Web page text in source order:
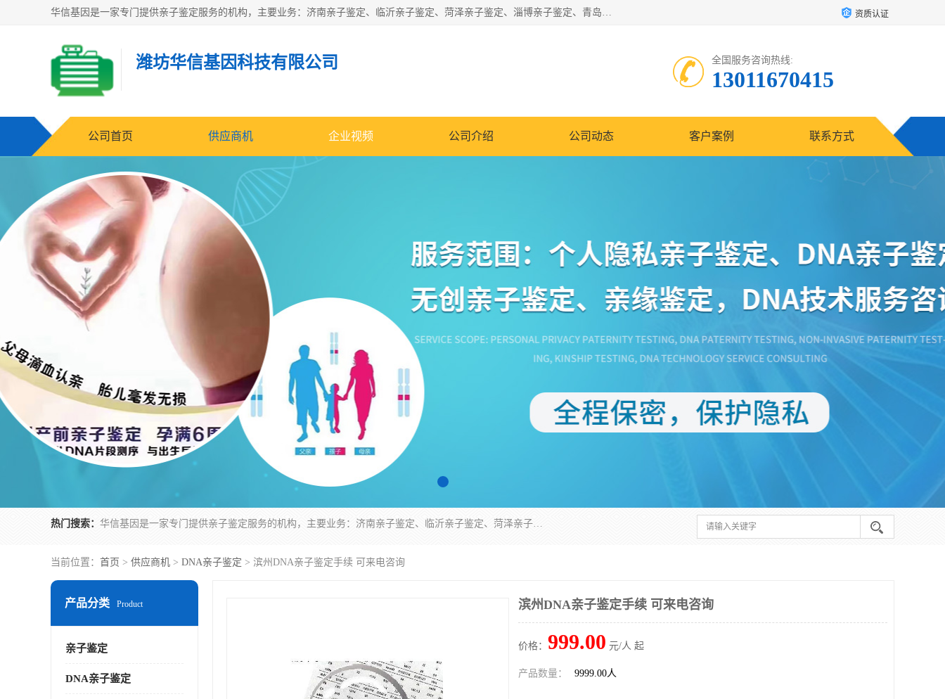
华信基因是一家专门提供亲子鉴定服务的机构，主要业务：济南亲子鉴定、临沂亲子鉴定、菏泽亲子鉴定、淄博亲子鉴定、青岛亲子鉴定、日照亲子鉴定、临朐亲子鉴定、寿光亲子鉴定等，联合广州、上海、北京、深圳、杭州、武汉、成都、合肥、贵阳、沈阳等地区有法医物证鉴定机构及基因检测公司，为国内外客户提供便捷的DNA鉴定服务。 资质认证
潍坊华信基因科技有限公司 全国服务咨询热线:
13011670415
公司首页 供应商机 企业视频 公司介绍 公司动态 客户案例 联系方式
热门搜索： 华信基因是一家专门提供亲子鉴定服务的机构，主要业务：济南亲子鉴定、临沂亲子鉴定、菏泽亲子鉴定、淄博亲子鉴定、青岛亲子鉴定、日照亲子鉴定、临朐亲子鉴定、寿光亲子鉴定等，联合广州、上海、北京、深圳、杭州、武汉、成都、合肥、贵阳、沈阳等地区有法医物证鉴定机构及基因检测公司，为国内外客户提供便捷的DNA鉴定服务。
当前位置： 首页 > 供应商机 > DNA亲子鉴定 > 滨州DNA亲子鉴定手续 可来电咨询
产品分类 Product
亲子鉴定
DNA亲子鉴定
滨州DNA亲子鉴定手续 可来电咨询
价格： 999.00 元/人 起
产品数量： 9999.00人